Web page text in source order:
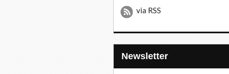
via RSS
Newsletter